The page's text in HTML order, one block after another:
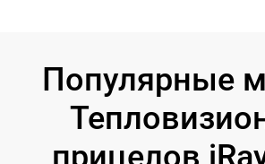
Популярные
прицелов